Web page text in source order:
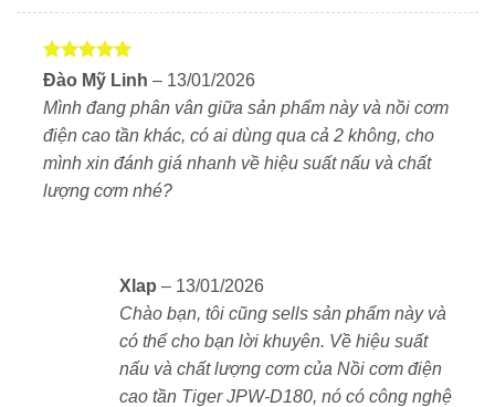
Hiệu suất tiết kiệm điện năng đạt 105% theo tiêu
chuẩn Nhật.
Thiết kế sang trọng, dễ vệ sinh, bền bỉ theo thời
gian.
Hàng chính hãng Tiger Nhật Bản, bảo hành uy tín.
Được xếp
5
sao
Đào Mỹ Linh – 13/01/2026
Mình đang phân vân giữa sản phẩm này và nồi cơm
điện cao tần khác, có ai dùng qua cả 2 không, cho
mình xin đánh giá nhanh về hiệu suất nấu và chất
lượng cơm nhé?
Xlap – 13/01/2026
Chào bạn, tôi cũng sells sản phẩm này và
có thể cho bạn lời khuyên. Về hiệu suất
nấu và chất lượng cơm của Nồi cơm điện
cao tần Tiger JPW-D180, nó có công nghệ